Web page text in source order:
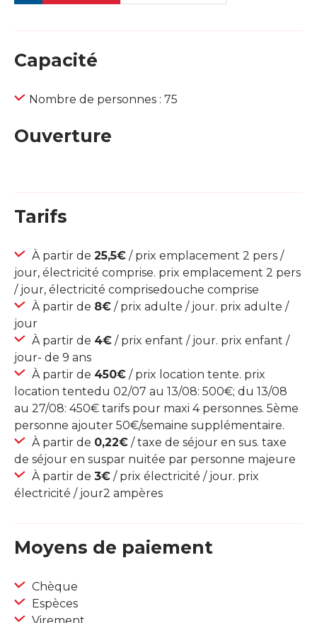
Capacité
Nombre de personnes : 75
Ouverture
Tarifs
À partir de 25,5€ / prix emplacement 2 pers /
jour, électricité comprise. prix emplacement 2 pers
/ jour, électricité comprisedouche comprise
À partir de 8€ / prix adulte / jour. prix adulte /
jour
À partir de 4€ / prix enfant / jour. prix enfant /
jour- de 9 ans
À partir de 450€ / prix location tente. prix
location tentedu 02/07 au 13/08: 500€; du 13/08
au 27/08: 450€ tarifs pour maxi 4 personnes. 5ème
personne ajouter 50€/semaine supplémentaire.
À partir de 0,22€ / taxe de séjour en sus. taxe
de séjour en suspar nuitée par personne majeure
À partir de 3€ / prix électricité / jour. prix
électricité / jour2 ampères
Moyens de paiement
Chèque
Espèces